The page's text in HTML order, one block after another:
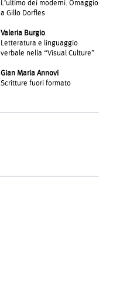
L’ultimo dei moderni. Omaggio
a Gillo Dorfles
Valeria Burgio
Letteratura e linguaggio
verbale nella “Visual Culture”
Gian Maria Annovi
Scritture fuori formato